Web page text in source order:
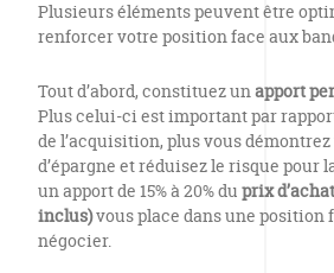
Plusieurs éléments peuvent être
renforcer votre position face aux
Tout d’abord, constituez unapport
Plus celui-ci est important par
de l’acquisition, plus vous
d’épargne et réduisez le risque pour
un apport de 15% à 20% du prix
inclus)vous place dans une position
négocier.